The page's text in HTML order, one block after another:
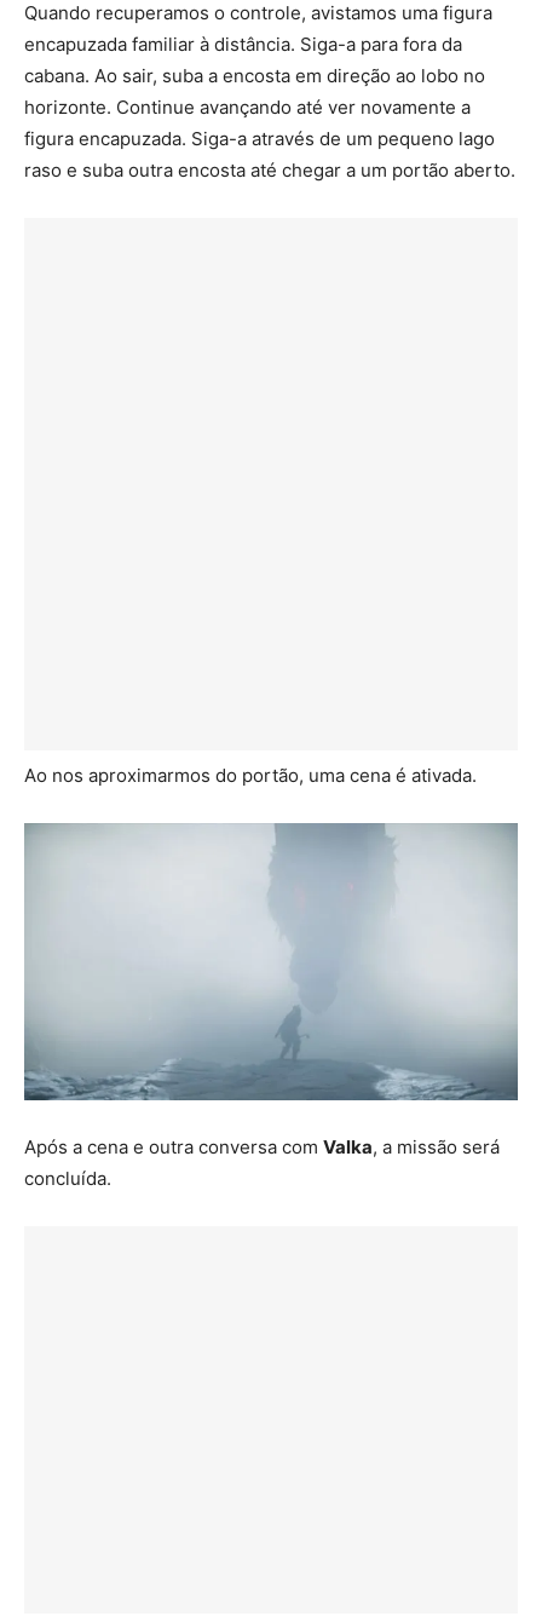
Quando recuperamos o controle, avistamos uma figura
encapuzada familiar à distância. Siga-a para fora da
cabana. Ao sair, suba a encosta em direção ao lobo no
horizonte. Continue avançando até ver novamente a
figura encapuzada. Siga-a através de um pequeno lago
raso e suba outra encosta até chegar a um portão aberto.
Ao nos aproximarmos do portão, uma cena é ativada.
Após a cena e outra conversa com Valka, a missão será
concluída.